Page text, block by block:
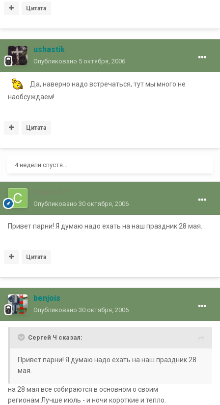
Цитата
ushastik
Опубликовано 5 октября, 2006
Да, наверно надо встречаться, тут мы много не
наобсуждаем!
Цитата
4 недели спустя...
Опубликовано 30 октября, 2006
Привет парни! Я думаю надо ехать на наш праздник 28 мая.
Цитата
benjois
Опубликовано 30 октября, 2006
Сергей Ч сказал:
Привет парни! Я думаю надо ехать на наш праздник 28
мая.
на 28 мая все собираются в основном о своим
регионам.Лучше июль - и ночи короткие и тепло.